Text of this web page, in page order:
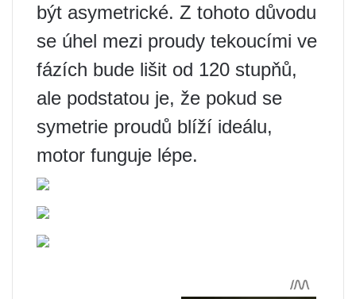
být asymetrické. Z tohoto důvodu
se úhel mezi proudy tekoucími ve
fázích bude lišit od 120 stupňů,
ale podstatou je, že pokud se
symetrie proudů blíží ideálu,
motor funguje lépe.